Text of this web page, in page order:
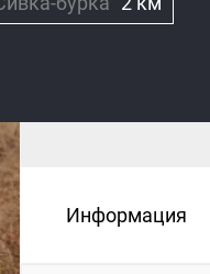
Информация